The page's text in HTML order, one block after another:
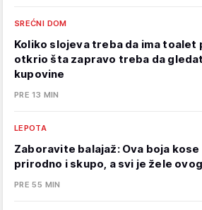
SREĆNI DOM
Koliko slojeva treba da ima toalet
otkrio šta zapravo treba da
kupovine
PRE 13 MIN
LEPOTA
Zaboravite balajaž: Ova boja
prirodno i skupo, a svi je žele
PRE 55 MIN